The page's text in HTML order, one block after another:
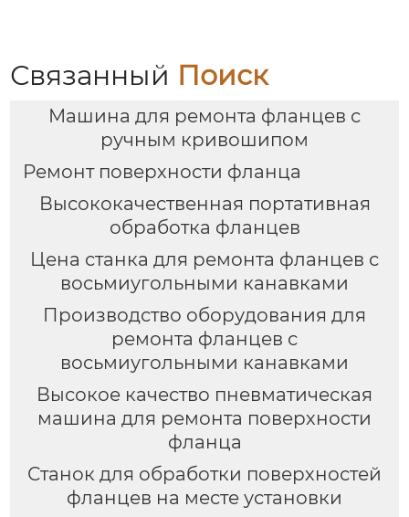
Связанный Поиск
Машина для ремонта фланцев с
ручным кривошипом
Ремонт поверхности фланца
Высококачественная портативная
обработка фланцев
Цена станка для ремонта фланцев с
восьмиугольными канавками
Производство оборудования для
ремонта фланцев с
восьмиугольными канавками
Высокое качество пневматическая
машина для ремонта поверхности
фланца
Станок для обработки поверхностей
фланцев на месте установки